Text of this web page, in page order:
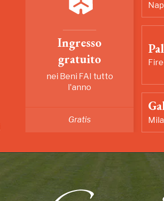
Ingresso
gratuito
nei Beni FAI tutto
l'anno
Gratis